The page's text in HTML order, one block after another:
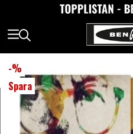
-%
Spara